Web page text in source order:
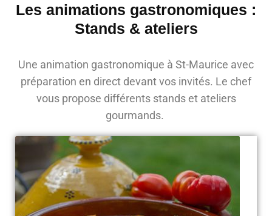
Les animations gastronomiques :
Stands & ateliers
Une animation gastronomique à St-Maurice avec
préparation en direct devant vos invités. Le chef
vous propose différents stands et ateliers
gourmands.